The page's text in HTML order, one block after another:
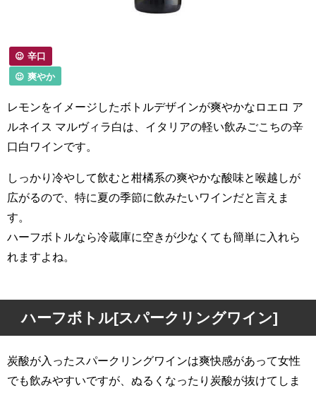
辛口
爽やか
レモンをイメージしたボトルデザインが爽やかなロエロ ア
ルネイス マルヴィラ白は、イタリアの軽い飲みごこちの辛
口白ワインです。
しっかり冷やして飲むと柑橘系の爽やかな酸味と喉越しが
広がるので、特に夏の季節に飲みたいワインだと言えま
す。
ハーフボトルなら冷蔵庫に空きが少なくても簡単に入れら
れますよね。
ハーフボトル[スパークリングワイン]
炭酸が入ったスパークリングワインは爽快感があって女性
でも飲みやすいですが、ぬるくなったり炭酸が抜けてしま